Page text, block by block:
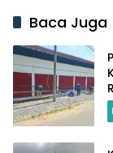
Ringan dari
Baca Juga